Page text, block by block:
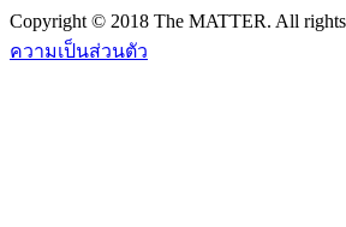
Copyright © 2018 The MATTER. All rights
ความเป็นส่วนตัว